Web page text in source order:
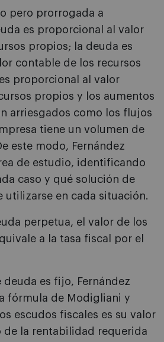
pero prorrogada a
es proporcional al valor
propios; la deuda es
contable de los recursos
proporcional al valor
propios y los aumentos
arriesgados como los flujos
tiene un volumen de
este modo, Fernández
de estudio, identificando
caso y qué solución de
utilizarse en cada situación.
perpetua, el valor de los
a la tasa fiscal por el
deuda es fijo, Fernández
fórmula de Modigliani y
escudos fiscales es su valor
de la rentabilidad requerida